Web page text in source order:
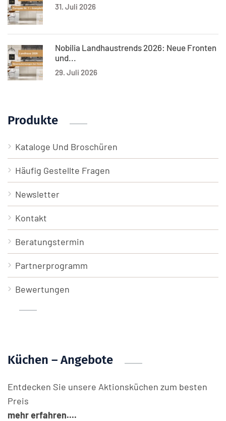
31. Juli 2026
Nobilia Landhaustrends 2026: Neue Fronten
und...
29. Juli 2026
Produkte
Kataloge Und Broschüren
Häufig Gestellte Fragen
Newsletter
Kontakt
Beratungstermin
Partnerprogramm
Bewertungen
Küchen – Angebote
Entdecken Sie unsere Aktionsküchen zum besten
Preis
mehr erfahren....